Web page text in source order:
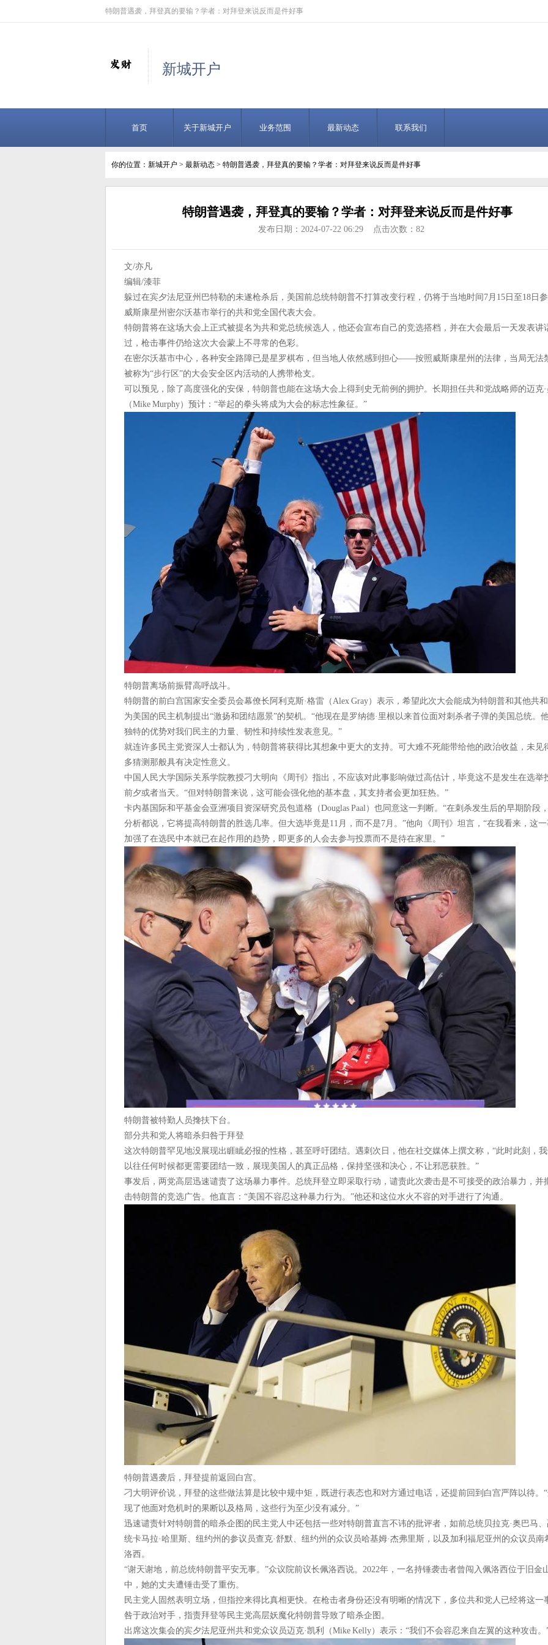
特朗普遇袭，拜登真的要输？学者：对拜登来说反而是件好事
新城开户
首页 关于新城开户 业务范围 最新动态 联系我们
你的位置： 新城开户 > 最新动态 > 特朗普遇袭，拜登真的要输？学者：对拜登来说反而是件好事
特朗普遇袭，拜登真的要输？学者：对拜登来说反而是件好事
发布日期：2024-07-22 06:29 点击次数：82
文/亦凡
编辑/漆菲
躲过在宾夕法尼亚州巴特勒的未遂枪杀后，美国前总统特朗普不打算改变行程，仍将于当地时间7月15日至18日
威斯康星州密尔沃基市举行的共和党全国代表大会。
特朗普将在这场大会上正式被提名为共和党总统候选人，他还会宣布自己的竞选搭档，并在大会最后一天发表讲
过，枪击事件仍给这次大会蒙上不寻常的色彩。
在密尔沃基市中心，各种安全路障已是星罗棋布，但当地人依然感到担心——按照威斯康星州的法律，当局无法
被称为“步行区”的大会安全区内活动的人携带枪支。
可以预见，除了高度强化的安保，特朗普也能在这场大会上得到史无前例的拥护。长期担任共和党战略师的迈克
（Mike Murphy）预计：“举起的拳头将成为大会的标志性象征。”
特朗普离场前振臂高呼战斗。
特朗普的前白宫国家安全委员会幕僚长阿利克斯·格雷（Alex Gray）表示，希望此次大会能成为特朗普和其他共
为美国的民主机制提出“激扬和团结愿景”的契机。“他现在是罗纳德·里根以来首位面对刺杀者子弹的美国总统。
独特的优势对我们民主的力量、韧性和持续性发表意见。”
就连许多民主党资深人士都认为，特朗普将获得比其想象中更大的支持。可大难不死能带给他的政治收益，未见
多猜测那般具有决定性意义。
中国人民大学国际关系学院教授刁大明向《周刊》指出，不应该对此事影响做过高估计，毕竟这不是发生在选举
前夕或者当天。“但对特朗普来说，这可能会强化他的基本盘，其支持者会更加狂热。”
卡内基国际和平基金会亚洲项目资深研究员包道格（Douglas Paal）也同意这一判断。“在刺杀发生后的早期阶段
分析都说，它将提高特朗普的胜选几率。但大选毕竟是11月，而不是7月。”他向《周刊》坦言，“在我看来，这
加强了在选民中本就已在起作用的趋势，即更多的人会去参与投票而不是待在家里。”
特朗普被特勤人员搀扶下台。
部分共和党人将暗杀归咎于拜登
这次特朗普罕见地没展现出睚眦必报的性格，甚至呼吁团结。遇刺次日，他在社交媒体上撰文称，“此时此刻，
以往任何时候都更需要团结一致，展现美国人的真正品格，保持坚强和决心，不让邪恶获胜。”
事发后，两党高层迅速谴责了这场暴力事件。总统拜登立即采取行动，谴责此次袭击是不可接受的政治暴力，并
击特朗普的竞选广告。他直言：“美国不容忍这种暴力行为。”他还和这位水火不容的对手进行了沟通。
特朗普遇袭后，拜登提前返回白宫。
刁大明评价说，拜登的这些做法算是比较中规中矩，既进行表态也和对方通过电话，还提前回到白宫严阵以待。
现了他面对危机时的果断以及格局，这些行为至少没有减分。”
迅速谴责针对特朗普的暗杀企图的民主党人中还包括一些对特朗普直言不讳的批评者，如前总统贝拉克·奥巴马
统卡马拉·哈里斯、纽约州的参议员查克·舒默、纽约州的众议员哈基姆·杰弗里斯，以及加利福尼亚州的众议员南
洛西。
“谢天谢地，前总统特朗普平安无事。”众议院前议长佩洛西说。2022年，一名持锤袭击者曾闯入佩洛西位于旧金
中，她的丈夫遭锤击受了重伤。
民主党人固然表明立场，但指控来得比真相更快。在枪击者身份还没有明晰的情况下，多位共和党人已经将这一
咎于政治对手，指责拜登等民主党高层妖魔化特朗普导致了暗杀企图。
出席这次集会的宾夕法尼亚州共和党众议员迈克·凯利（Mike Kelly）表示：“我们不会容忍来自左翼的这种攻击。